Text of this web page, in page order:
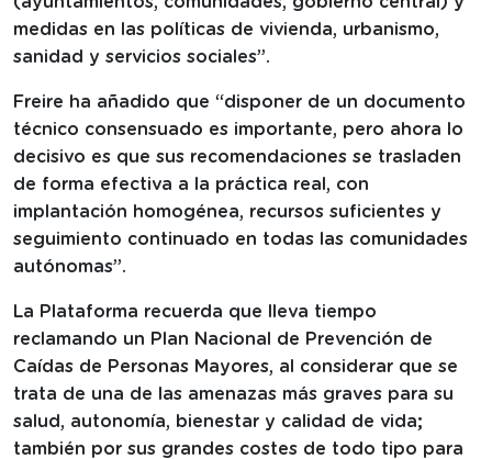
medidas en las políticas de vivienda, urbanismo,
sanidad y servicios sociales”.
Freire ha añadido que “disponer de un documento
técnico consensuado es importante, pero ahora lo
decisivo es que sus recomendaciones se trasladen
de forma efectiva a la práctica real, con
implantación homogénea, recursos suficientes y
seguimiento continuado en todas las comunidades
autónomas”.
La Plataforma recuerda que lleva tiempo
reclamando un Plan Nacional de Prevención de
Caídas de Personas Mayores, al considerar que se
trata de una de las amenazas más graves para su
salud, autonomía, bienestar y calidad de vida;
también por sus grandes costes de todo tipo para